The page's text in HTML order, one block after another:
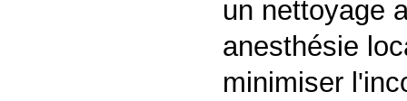
un nettoyage
anesthésie
minimiser